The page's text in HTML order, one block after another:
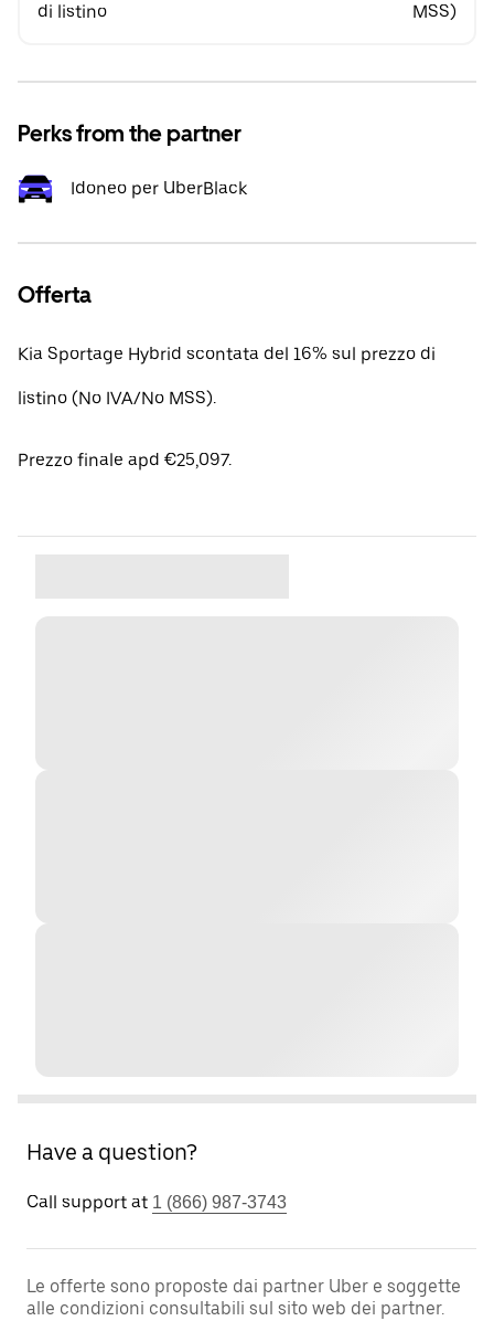
di listino
MSS)
Perks from the partner
Idoneo per UberBlack
Offerta
Kia Sportage Hybrid scontata del 16% sul prezzo di
listino (No IVA/No MSS).
Prezzo finale apd €25,097.
Have a question?
Call support at 1 (866) 987-3743
Le offerte sono proposte dai partner Uber e soggette
alle condizioni consultabili sul sito web dei partner.